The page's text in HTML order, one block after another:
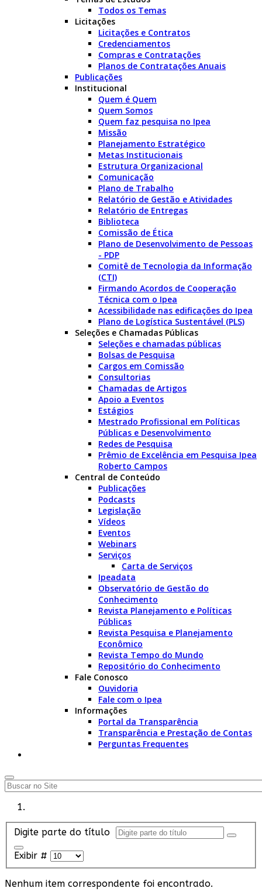
Todos os Temas
Licitações
Licitações e Contratos
Credenciamentos
Compras e Contratações
Planos de Contratações Anuais
Publicações
Institucional
Quem é Quem
Quem Somos
Quem faz pesquisa no Ipea
Missão
Planejamento Estratégico
Metas Institucionais
Estrutura Organizacional
Comunicação
Plano de Trabalho
Relatório de Gestão e Atividades
Relatório de Entregas
Biblioteca
Comissão de Ética
Plano de Desenvolvimento de Pessoas
- PDP
Comitê de Tecnologia da Informação
(CTI)
Firmando Acordos de Cooperação
Técnica com o Ipea
Acessibilidade nas edificações do Ipea
Plano de Logística Sustentável (PLS)
Seleções e Chamadas Públicas
Seleções e chamadas públicas
Bolsas de Pesquisa
Cargos em Comissão
Consultorias
Chamadas de Artigos
Apoio a Eventos
Estágios
Mestrado Profissional em Políticas
Públicas e Desenvolvimento
Redes de Pesquisa
Prêmio de Excelência em Pesquisa Ipea
Roberto Campos
Central de Conteúdo
Publicações
Podcasts
Legislação
Vídeos
Eventos
Webinars
Serviços
Carta de Serviços
Ipeadata
Observatório de Gestão do
Conhecimento
Revista Planejamento e Políticas
Públicas
Revista Pesquisa e Planejamento
Econômico
Revista Tempo do Mundo
Repositório do Conhecimento
Fale Conosco
Ouvidoria
Fale com o Ipea
Informações
Portal da Transparência
Transparência e Prestação de Contas
Perguntas Frequentes
Digite parte do título
Exibir #
Nenhum item correspondente foi encontrado.